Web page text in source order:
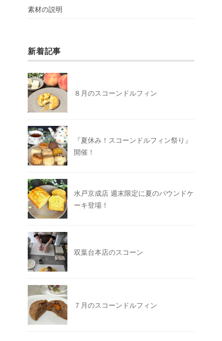
素材の説明
新着記事
８月のスコーンドルフィン
『夏休み！スコーンドルフィン祭り』
開催！
水戸京成店 週末限定に夏のパウンドケ
ーキ登場！
双葉台本店のスコーン
７月のスコーンドルフィン